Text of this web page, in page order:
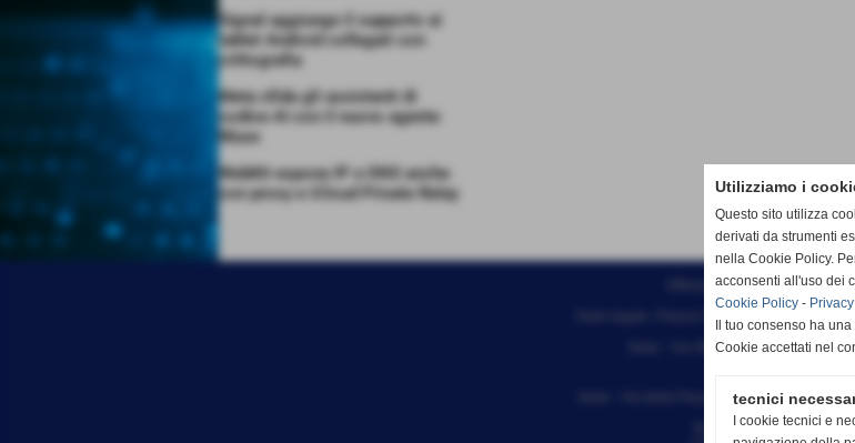
Signal aggiunge il supporto ai
tablet Android collegati con
crittografia
Meta sfida gli assistenti di
codice AI con il nuovo agente
Muse
WebKit espone IP e DNS anche
con proxy e iCloud Private Relay
Effesystem di Fabio Favati
Sede legale -Piazza Carducci 18 55045
Sede - Via Ottorino Ciabattini
Sede - Via della Piazza Bianca 15 56025
Tel. 05841530394
Utilizziamo i
Questo sito utilizza
derivati da strumenti
nella Cookie Policy.
acconsenti all'uso dei
Cookie Policy -
Il tuo consenso ha
Cookie accettati nel
tecnici
I cookie tecnici e